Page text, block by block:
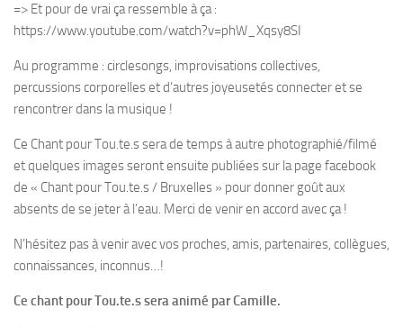
=> Et pour de vrai ça ressemble à ça :
https://www.youtube.com/watch?v=phW_Xqsy8SI
Au programme : circlesongs, improvisations collectives,
percussions corporelles et d’autres joyeusetés connecter et se
rencontrer dans la musique !
Ce Chant pour Tou.te.s sera de temps à autre photographié/filmé
et quelques images seront ensuite publiées sur la page facebook
de « Chant pour Tou.te.s / Bruxelles » pour donner goût aux
absents de se jeter à l’eau. Merci de venir en accord avec ça !
N’hésitez pas à venir avec vos proches, amis, partenaires, collègues,
connaissances, inconnus…!
Ce chant pour Tou.te.s sera animé par Camille.